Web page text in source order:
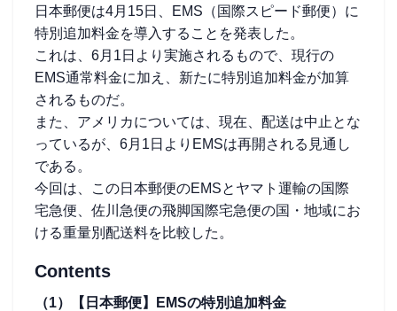
日本郵便は4月15日、EMS（国際スピード郵便）に
特別追加料金を導入することを発表した。
これは、6月1日より実施されるもので、現行の
EMS通常料金に加え、新たに特別追加料金が加算
されるものだ。
また、アメリカについては、現在、配送は中止とな
っているが、6月1日よりEMSは再開される見通し
である。
今回は、この日本郵便のEMSとヤマト運輸の国際
宅急便、佐川急便の飛脚国際宅急便の国・地域にお
ける重量別配送料を比較した。
Contents
（1）【日本郵便】EMSの特別追加料金